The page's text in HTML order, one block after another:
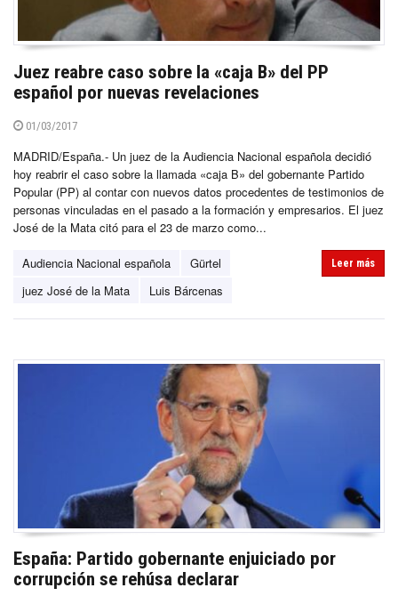
Juez reabre caso sobre la «caja B» del PP
español por nuevas revelaciones
01/03/2017
MADRID/España.- Un juez de la Audiencia Nacional española decidió
hoy reabrir el caso sobre la llamada «caja B» del gobernante Partido
Popular (PP) al contar con nuevos datos procedentes de testimonios de
personas vinculadas en el pasado a la formación y empresarios. El juez
José de la Mata citó para el 23 de marzo como...
Audiencia Nacional española
Gürtel
juez José de la Mata
Luis Bárcenas
Leer más
España: Partido gobernante enjuiciado por
corrupción se rehúsa declarar